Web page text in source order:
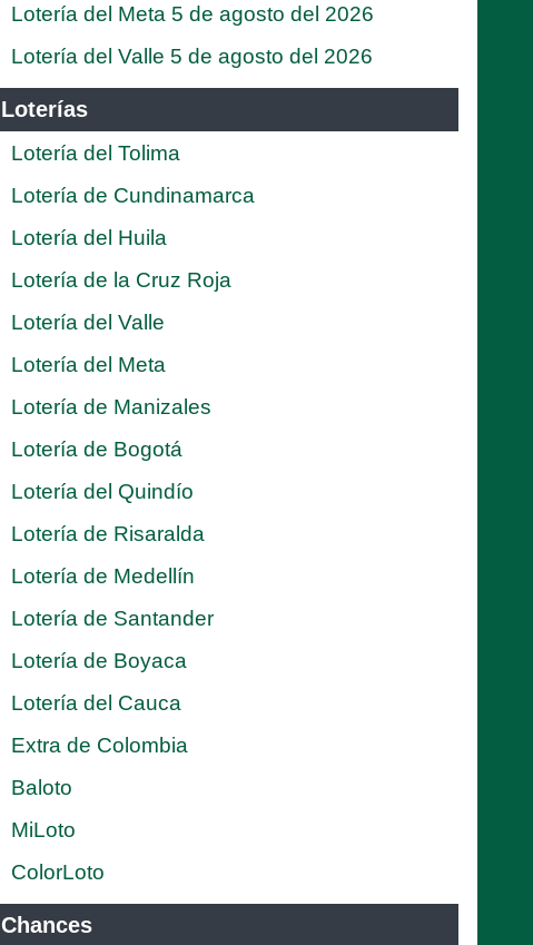
Lotería del Meta 5 de agosto del 2026
Lotería del Valle 5 de agosto del 2026
Loterías
Lotería del Tolima
Lotería de Cundinamarca
Lotería del Huila
Lotería de la Cruz Roja
Lotería del Valle
Lotería del Meta
Lotería de Manizales
Lotería de Bogotá
Lotería del Quindío
Lotería de Risaralda
Lotería de Medellín
Lotería de Santander
Lotería de Boyaca
Lotería del Cauca
Extra de Colombia
Baloto
MiLoto
ColorLoto
Chances